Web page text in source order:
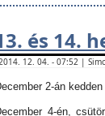
és 14.
12. 04. - 07:52 |
2-án
4-én,